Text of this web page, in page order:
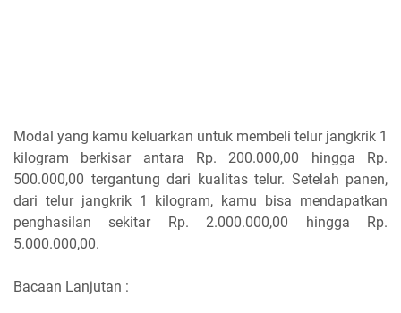
Modal yang kamu keluarkan untuk membeli telur jangkrik 1
kilogram berkisar antara Rp. 200.000,00 hingga Rp.
500.000,00 tergantung dari kualitas telur. Setelah panen,
dari telur jangkrik 1 kilogram, kamu bisa mendapatkan
penghasilan sekitar Rp. 2.000.000,00 hingga Rp.
5.000.000,00.
Bacaan Lanjutan :